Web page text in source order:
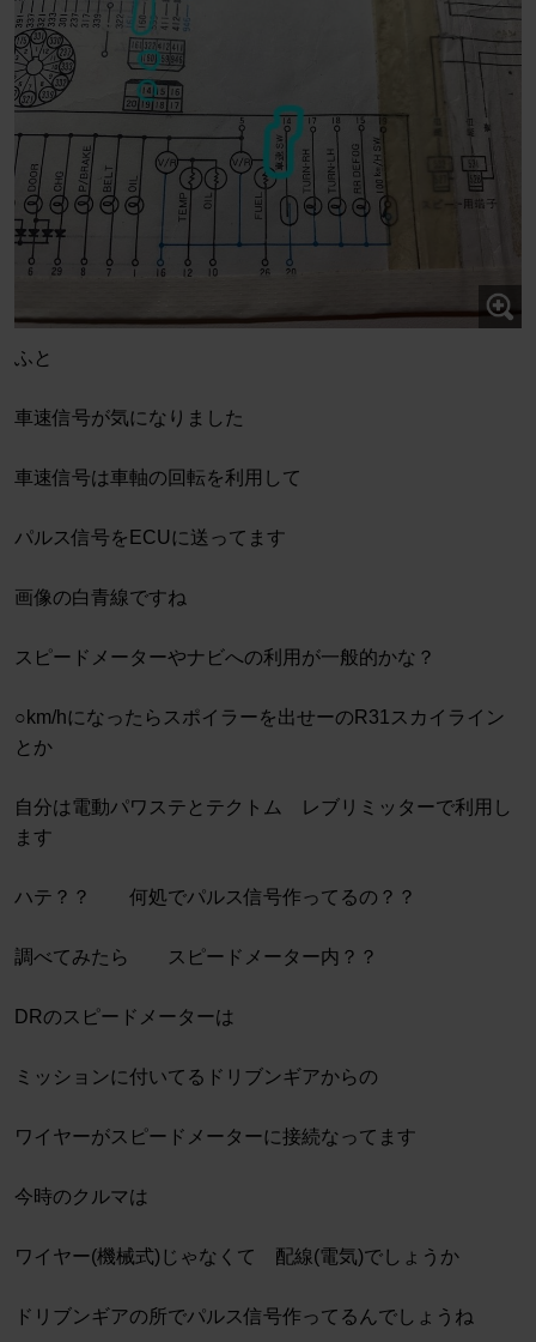
ふと
車速信号が気になりました
車速信号は車軸の回転を利用して
パルス信号をECUに送ってます
画像の白青線ですね
スピードメーターやナビへの利用が一般的かな？
○km/hになったらスポイラーを出せーのR31スカイライン
とか
自分は電動パワステとテクトム レブリミッターで利用し
ます
ハテ？？ 何処でパルス信号作ってるの？？
調べてみたら スピードメーター内？？
DRのスピードメーターは
ミッションに付いてるドリブンギアからの
ワイヤーがスピードメーターに接続なってます
今時のクルマは
ワイヤー(機械式)じゃなくて 配線(電気)でしょうか
ドリブンギアの所でパルス信号作ってるんでしょうね